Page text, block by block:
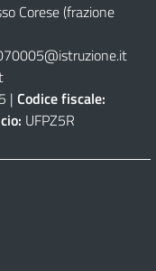
Corese (frazione
| Codice fiscale:
UFPZ5R